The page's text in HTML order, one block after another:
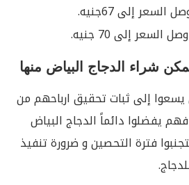
إلى 67جنيه.
إلى 70 جنيه.
شراء الدجاج البياض منها
يسعوا إلى ثبات تحقيق ارباحهم من
يفضلوا دائماً الدجاج البياض
كي يتجنبوا فترة التحصين و ضرورة تنفيذ